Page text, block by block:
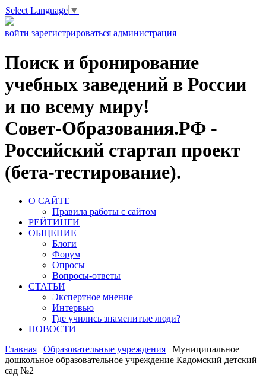
Select Language ▼
войти зарегистрироваться администрация
Поиск и бронирование
учебных заведений в России
и по всему миру!
Совет-Образования.РФ -
Российский стартап проект
(бета-тестирование).
О САЙТЕ
Правила работы с сайтом
РЕЙТИНГИ
ОБЩЕНИЕ
Блоги
Форум
Опросы
Вопросы-ответы
СТАТЬИ
Экспертное мнение
Интервью
Где учились знаменитые люди?
НОВОСТИ
Главная | Образовательные учреждения | Муниципальное
дошкольное образовательное учреждение Кадомский детский
сад №2